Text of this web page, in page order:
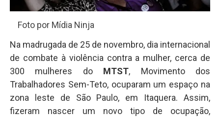
Foto por Mídia Ninja
Na madrugada de 25 de novembro, dia internacional
de combate à violência contra a mulher, cerca de
300 mulheres do MTST, Movimento dos
Trabalhadores Sem-Teto, ocuparam um espaço na
zona leste de São Paulo, em Itaquera. Assim,
fizeram nascer um novo tipo de ocupação,